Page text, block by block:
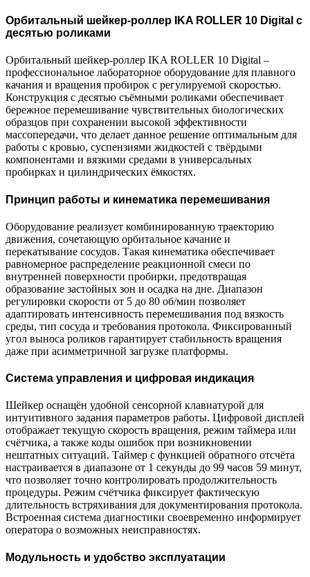
Орбитальный шейкер-роллер IKA ROLLER 10 Digital с
десятью роликами
Орбитальный шейкер-роллер IKA ROLLER 10 Digital –
профессиональное лабораторное оборудование для плавного
качания и вращения пробирок с регулируемой скоростью.
Конструкция с десятью съёмными роликами обеспечивает
бережное перемешивание чувствительных биологических
образцов при сохранении высокой эффективности
массопередачи, что делает данное решение оптимальным для
работы с кровью, суспензиями жидкостей с твёрдыми
компонентами и вязкими средами в универсальных
пробирках и цилиндрических ёмкостях.
Принцип работы и кинематика перемешивания
Оборудование реализует комбинированную траекторию
движения, сочетающую орбитальное качание и
перекатывание сосудов. Такая кинематика обеспечивает
равномерное распределение реакционной смеси по
внутренней поверхности пробирки, предотвращая
образование застойных зон и осадка на дне. Диапазон
регулировки скорости от 5 до 80 об/мин позволяет
адаптировать интенсивность перемешивания под вязкость
среды, тип сосуда и требования протокола. Фиксированный
угол выноса роликов гарантирует стабильность вращения
даже при асимметричной загрузке платформы.
Система управления и цифровая индикация
Шейкер оснащён удобной сенсорной клавиатурой для
интуитивного задания параметров работы. Цифровой дисплей
отображает текущую скорость вращения, режим таймера или
счётчика, а также коды ошибок при возникновении
нештатных ситуаций. Таймер с функцией обратного отсчёта
настраивается в диапазоне от 1 секунды до 99 часов 59 минут,
что позволяет точно контролировать продолжительность
процедуры. Режим счётчика фиксирует фактическую
длительность встряхивания для документирования протокола.
Встроенная система диагностики своевременно информирует
оператора о возможных неисправностях.
Модульность и удобство эксплуатации